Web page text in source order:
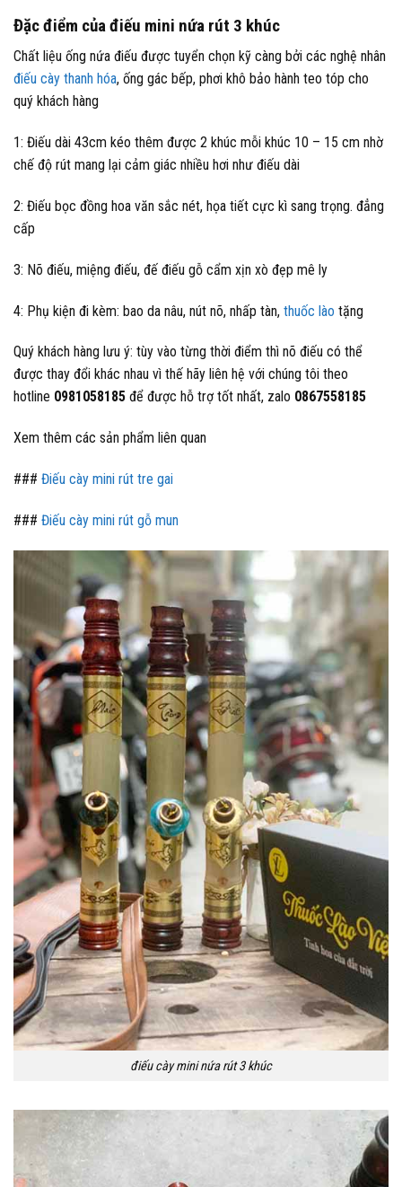
Đặc điểm của điếu mini nứa rút 3 khúc
Chất liệu ống nứa điếu được tuyển chọn kỹ càng bởi các nghệ nhân
điếu cày thanh hóa, ống gác bếp, phơi khô bảo hành teo tóp cho
quý khách hàng
1: Điếu dài 43cm kéo thêm được 2 khúc mỗi khúc 10 – 15 cm nhờ
chế độ rút mang lại cảm giác nhiều hơi như điếu dài
2: Điếu bọc đồng hoa văn sắc nét, họa tiết cực kì sang trọng. đẳng
cấp
3: Nõ điếu, miệng điếu, đế điếu gỗ cẩm xịn xò đẹp mê ly
4: Phụ kiện đi kèm: bao da nâu, nút nõ, nhấp tàn, thuốc lào tặng
Quý khách hàng lưu ý: tùy vào từng thời điểm thì nõ điếu có thể
được thay đổi khác nhau vì thế hãy liên hệ với chúng tôi theo
hotline 0981058185 để được hỗ trợ tốt nhất, zalo 0867558185
Xem thêm các sản phẩm liên quan
### Điếu cày mini rút tre gai
### Điếu cày mini rút gỗ mun
điếu cày mini nứa rút 3 khúc